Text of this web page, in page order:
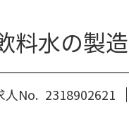
料水の製造
人No. 2318902621